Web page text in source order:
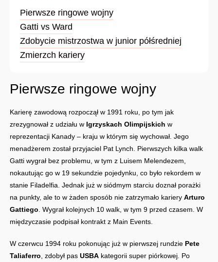
Pierwsze ringowe wojny
Gatti vs Ward
Zdobycie mistrzostwa w junior półśredniej
Zmierzch kariery
Pierwsze ringowe wojny
Karierę zawodową rozpoczął w 1991 roku, po tym jak
zrezygnował z udziału w Igrzyskach Olimpijskich w
reprezentacji Kanady – kraju w którym się wychował. Jego
menadżerem został przyjaciel Pat Lynch. Pierwszych kilka walk
Gatti wygrał bez problemu, w tym z Luisem Melendezem,
nokautując go w 19 sekundzie pojedynku, co było rekordem w
stanie Filadelfia. Jednak już w siódmym starciu doznał porażki
na punkty, ale to w żaden sposób nie zatrzymało kariery Arturo
Gattiego . Wygrał kolejnych 10 walk, w tym 9 przed czasem. W
międzyczasie podpisał kontrakt z Main Events.
W czerwcu 1994 roku pokonując już w pierwszej rundzie Pete
Taliaferro , zdobył pas USBA kategorii super piórkowej. Po